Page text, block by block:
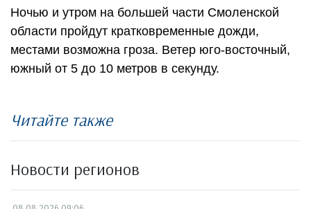
Ночью и утром на большей части Cмоленской
области пройдут кратковременные дожди,
местами возможна гроза. Ветер юго-восточный,
южный от 5 до 10 метров в секунду.
Читайте также
Новости регионов